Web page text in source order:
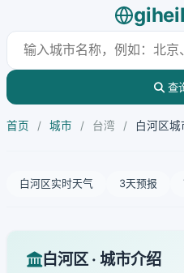
查
首页 / 城市 / 台湾 / 白河区城
白河区实时天气 3天预报
白河区 · 城市介绍